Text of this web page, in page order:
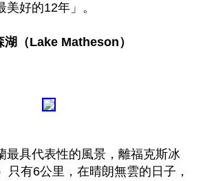
好的12年」。
（Lake Matheson）
最具代表性的風景，離福克斯冰
只有6公里，在晴朗無雲的日子，